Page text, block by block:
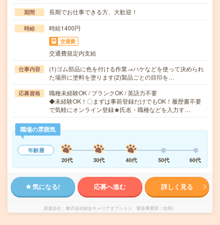
期間 長期でお仕事できる方、大歓迎！
時給 時給1400円
交通費
交通費規定内支給
仕事内容
(1)ゴム部品に色を付ける作業→ハケなどを使って決められ
た場所に塗料を塗ります(2)製品ごとの目印を…
応募資格
職種未経験OK / ブランクOK / 英語力不要
◆未経験OK！〇まずは事前登録だけでもOK！履歴書不要
で気軽にオンライン登録★氏名・職種などを入力す…
職場の雰囲気
年齢層
20代
30代 40代 50代 60代
気になる! 応募へ進む 詳しく見る
派遣会社 株式会社綜合キャリアオプション 製造事業部（全国）